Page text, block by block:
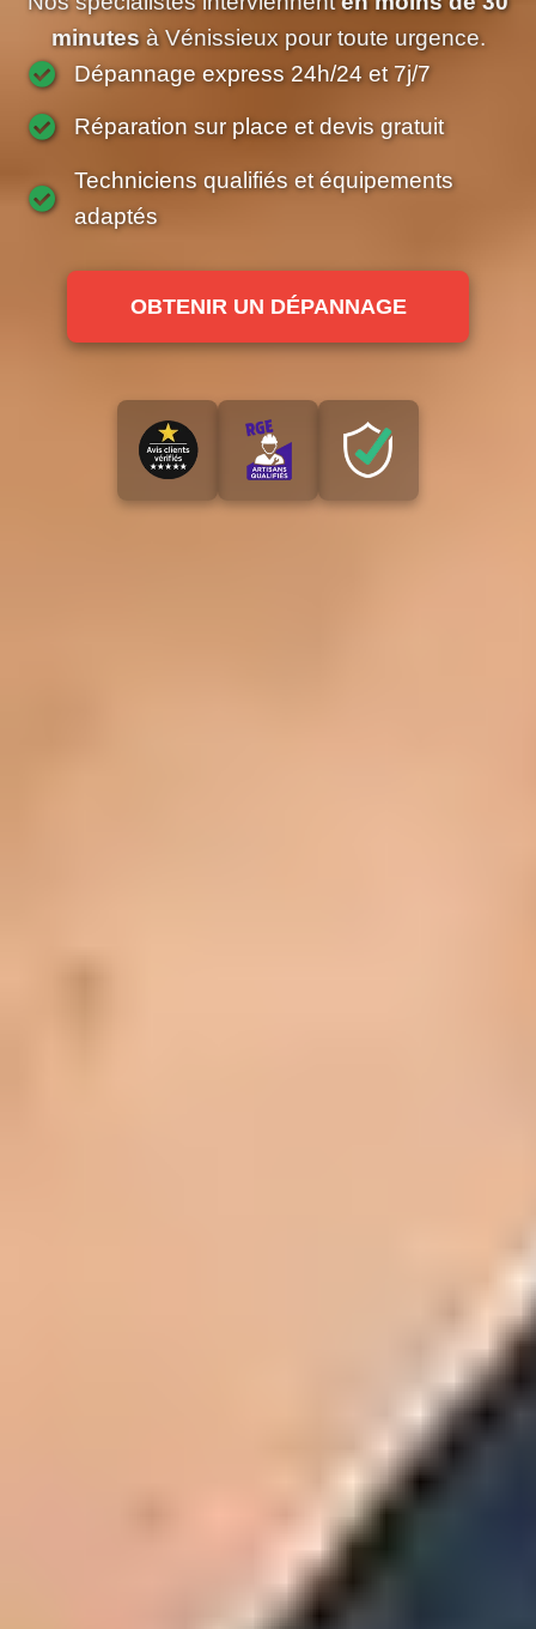
minutesà Vénissieux pour toute urgence.
Dépannage express 24h/24 et 7j/7
Réparation sur place et devis gratuit
Techniciens qualifiés et équipements
adaptés
OBTENIR UN DÉPANNAGE